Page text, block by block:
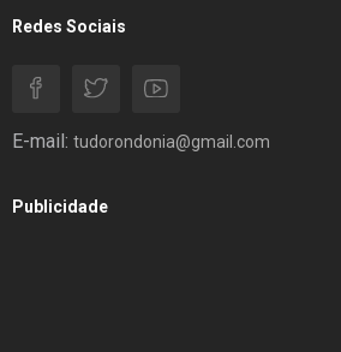
Redes Sociais
E-mail: tudorondonia@gmail.com
Publicidade